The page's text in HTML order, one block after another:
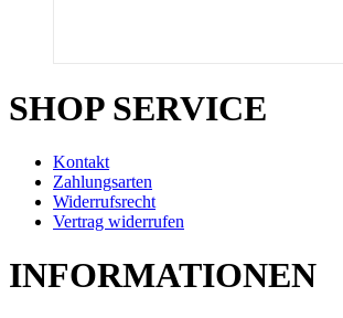
SHOP SERVICE
Kontakt
Zahlungsarten
Widerrufsrecht
Vertrag widerrufen
INFORMATIONEN